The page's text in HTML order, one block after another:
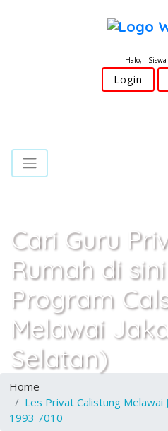
Halo, Siswa
Login
Cari Guru
Rumah di
Program
Melawai
Selatan)
Home
Les Privat Calistung Melawai
1993 7010